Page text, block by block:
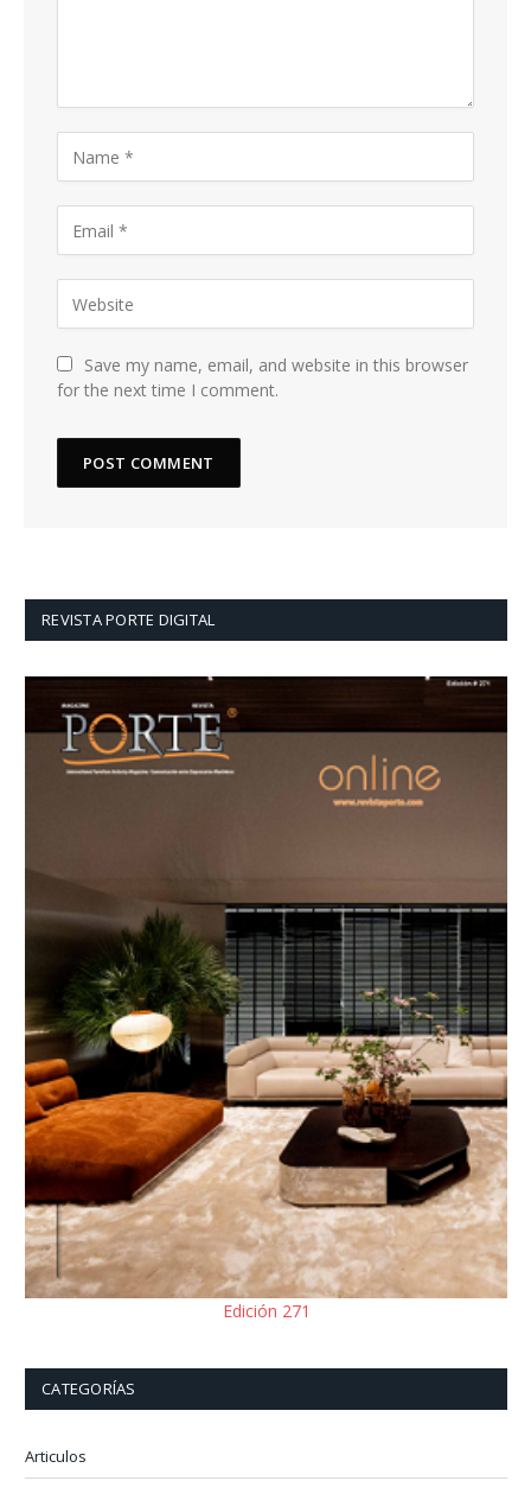
Save my name, email, and website in this browser
for the next time I comment.
REVISTA PORTE DIGITAL
Edición 271
CATEGORÍAS
Articulos